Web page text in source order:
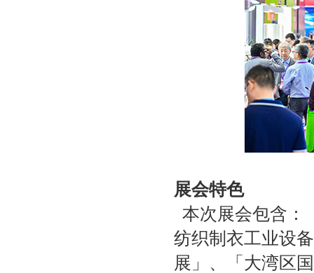
展会特色
本次展会包含：
纺织制衣工业设
展」、「大湾区